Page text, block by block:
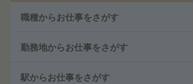
職種からお仕事をさがす
勤務地からお仕事をさがす
駅からお仕事をさがす